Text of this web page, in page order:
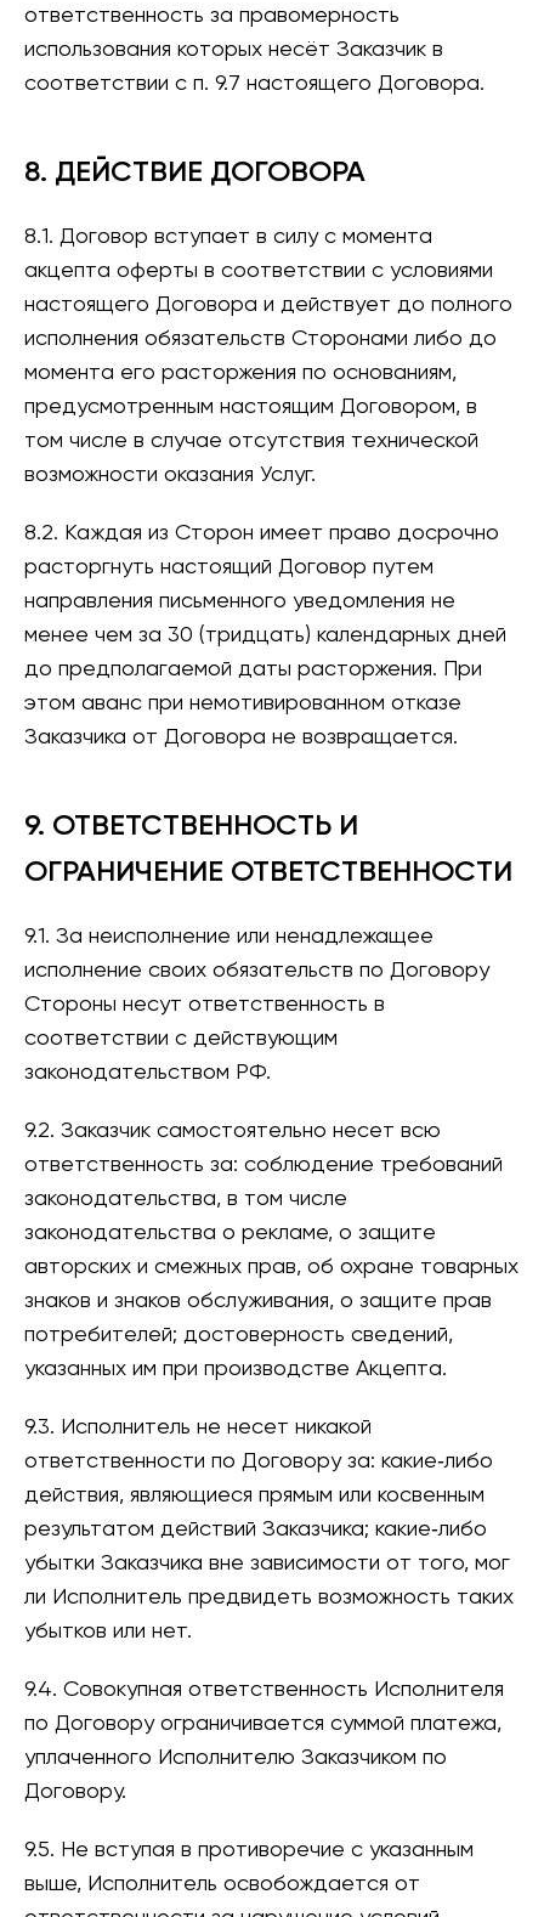
ответственность за правомерность
использования которых несёт Заказчик в
соответствии с п. 9.7 настоящего Договора.
8. ДЕЙСТВИЕ ДОГОВОРА
8.1. Договор вступает в силу с момента
акцепта оферты в соответствии с условиями
настоящего Договора и действует до полного
исполнения обязательств Сторонами либо до
момента его расторжения по основаниям,
предусмотренным настоящим Договором, в
том числе в случае отсутствия технической
возможности оказания Услуг.
8.2. Каждая из Сторон имеет право досрочно
расторгнуть настоящий Договор путем
направления письменного уведомления не
менее чем за 30 (тридцать) календарных дней
до предполагаемой даты расторжения. При
этом аванс при немотивированном отказе
Заказчика от Договора не возвращается.
9. ОТВЕТСТВЕННОСТЬ И
ОГРАНИЧЕНИЕ ОТВЕТСТВЕННОСТИ
9.1. За неисполнение или ненадлежащее
исполнение своих обязательств по Договору
Стороны несут ответственность в
соответствии с действующим
законодательством РФ.
9.2. Заказчик самостоятельно несет всю
ответственность за: соблюдение требований
законодательства, в том числе
законодательства о рекламе, о защите
авторских и смежных прав, об охране товарных
знаков и знаков обслуживания, о защите прав
потребителей; достоверность сведений,
указанных им при производстве Акцепта.
9.3. Исполнитель не несет никакой
ответственности по Договору за: какие‑либо
действия, являющиеся прямым или косвенным
результатом действий Заказчика; какие‑либо
убытки Заказчика вне зависимости от того, мог
ли Исполнитель предвидеть возможность таких
убытков или нет.
9.4. Совокупная ответственность Исполнителя
по Договору ограничивается суммой платежа,
уплаченного Исполнителю Заказчиком по
Договору.
9.5. Не вступая в противоречие с указанным
выше, Исполнитель освобождается от